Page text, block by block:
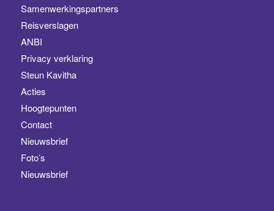
Samenwerkingspartners
Reisverslagen
ANBI
Privacy verklaring
Steun Kavitha
Acties
Hoogtepunten
Contact
Nieuwsbrief
Foto’s
Nieuwsbrief